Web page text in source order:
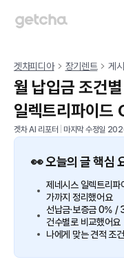
겟차피디아 장기렌트 게
월 납입금 조건
일렉트리파이
겟차 AI 리포터 마지막 수정일
👀 오늘의 글 핵심
제네시스 일렉트리
가까지 정리했어요
선납금·보증금 0% /
건수별로 비교했어요
나에게 맞는 견적 조